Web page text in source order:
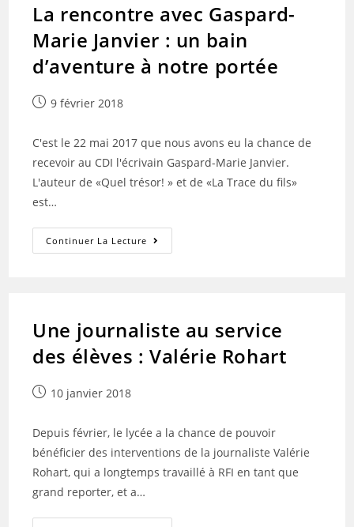
La rencontre avec Gaspard-
Marie Janvier : un bain
d’aventure à notre portée
Publication
9 février 2018
C'est le 22 mai 2017 que nous avons eu la chance de
recevoir au CDI l'écrivain Gaspard-Marie Janvier.
L'auteur de «Quel trésor! » et de «La Trace du fils»
est…
Continuer La Lecture La
Rencontre
Bain
D’aventure
À
Notre
Une journaliste au service
des élèves : Valérie Rohart
Publication
10 janvier 2018
Depuis février, le lycée a la chance de pouvoir
bénéficier des interventions de la journaliste Valérie
Rohart, qui a longtemps travaillé à RFI en tant que
grand reporter, et a…